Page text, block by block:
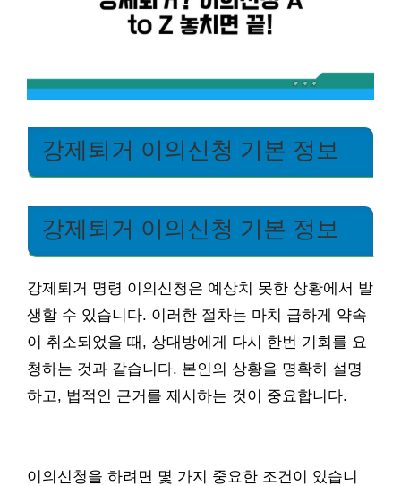
강제퇴거 이의신청 기본 정보
강제퇴거 이의신청 기본 정보
강제퇴거 명령 이의신청은 예상치 못한 상황에서 발
생할 수 있습니다. 이러한 절차는 마치 급하게 약속
이 취소되었을 때, 상대방에게 다시 한번 기회를 요
청하는 것과 같습니다. 본인의 상황을 명확히 설명
하고, 법적인 근거를 제시하는 것이 중요합니다.
이의신청을 하려면 몇 가지 중요한 조건이 있습니